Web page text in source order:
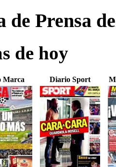
de Prensa
de hoy
Marca Diario Sport